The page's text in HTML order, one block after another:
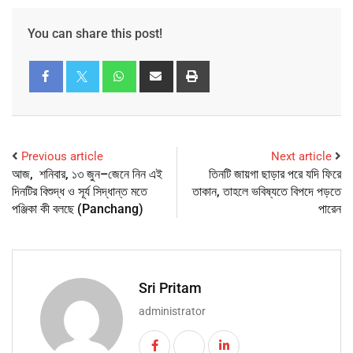
You can share this post!
Previous article
আজ, শনিবার, ১৩ জুন–জেনে নিন এই
দিনটির বিশুদ্ধ ও সূর্য সিদ্ধান্ত মতে
পঞ্জিকা কী বলছে (Panchang)
Next article
তিনটি জায়গা ছাড়ার পরে যদি ফিরে
তাকান, তাহলে ভবিষ্যতে বিপদে পড়তে
পারেন
Sri Pritam
administrator